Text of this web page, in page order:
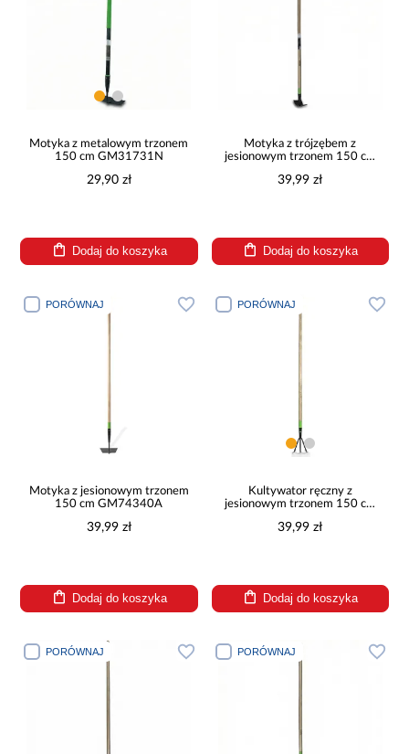
Motyka z metalowym trzonem
150 cm GM31731N
29,90 zł
Dodaj do koszyka
Motyka z trójzębem z
jesionowym trzonem 150 cm
39,99 zł
Dodaj do koszyka
PORÓWNAJ
Motyka z jesionowym trzonem
150 cm GM74340A
39,99 zł
Dodaj do koszyka
PORÓWNAJ
Kultywator ręczny z
jesionowym trzonem 150 cm
39,99 zł
Dodaj do koszyka
PORÓWNAJ PORÓWNAJ